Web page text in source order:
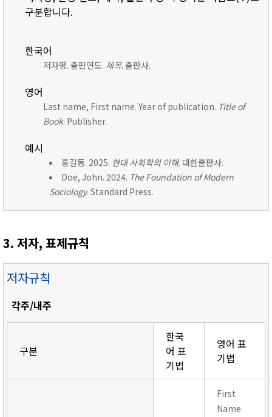
구분합니다.
한국어
저자명. 출판연도. 제목. 출판사.
영어
Last name, First name. Year of publication. Title of
Book. Publisher.
예시
홍길동. 2025. 현대 사회학의 이해. 대한출판사.
Doe, John. 2024. The Foundation of Modern
Sociology. Standard Press.
3. 저자, 표제규칙
저자규칙
각주/내주
구분
한국
어 표
기법
영어 표
기법
First
Name